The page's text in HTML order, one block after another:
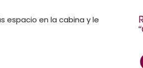
espacio en la cabina y le